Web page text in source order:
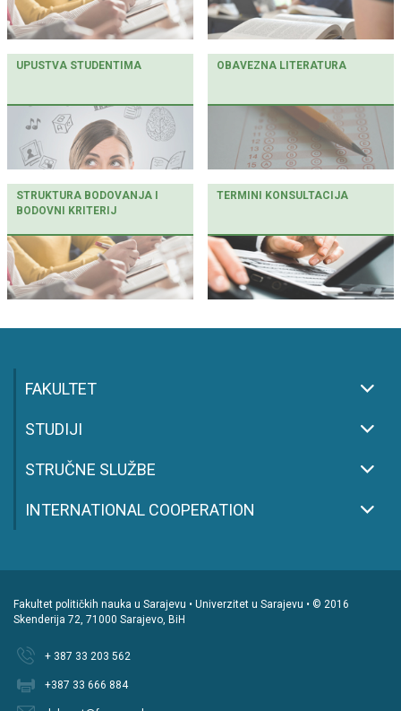
UPUSTVA STUDENTIMA OBAVEZNA LITERATURA
STRUKTURA BODOVANJA I
BODOVNI KRITERIJ
TERMINI KONSULTACIJA
FAKULTET
STUDIJI
STRUČNE SLUŽBE
INTERNATIONAL COOPERATION
Fakultet političkih nauka u Sarajevu • Univerzitet u Sarajevu • © 2016
Skenderija 72, 71000 Sarajevo, BiH
+ 387 33 203 562
+387 33 666 884